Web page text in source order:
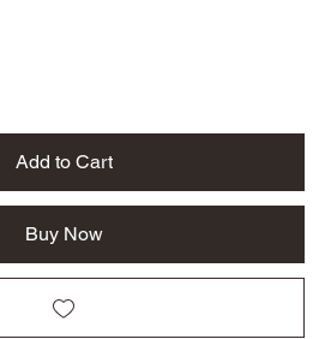
Add to Cart
Buy Now